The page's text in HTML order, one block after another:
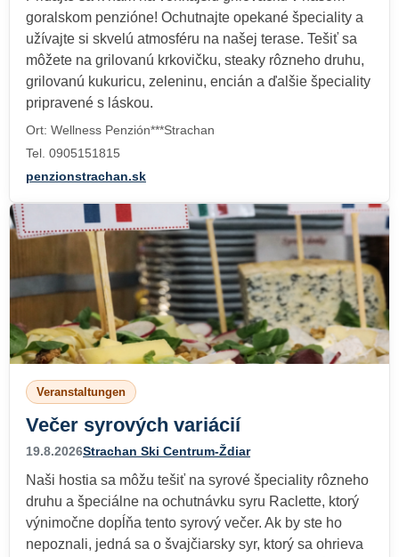
goralskom penzióne! Ochutnajte opekané špeciality a
užívajte si skvelú atmosféru na našej terase. Tešiť sa
môžete na grilovanú krkovičku, steaky rôzneho druhu,
grilovanú kukuricu, zeleninu, encián a ďalšie špeciality
pripravené s láskou.
Ort: Wellness Penzión***Strachan
Tel. 0905151815
penzionstrachan.sk
Veranstaltungen
Večer syrových variácií
19.8.2026Strachan Ski Centrum-Ždiar
Naši hostia sa môžu tešiť na syrové špeciality rôzneho
druhu a špeciálne na ochutnávku syru Raclette, ktorý
výnimočne dopĺňa tento syrový večer. Ak by ste ho
nepoznali, jedná sa o švajčiarsky syr, ktorý sa ohrieva